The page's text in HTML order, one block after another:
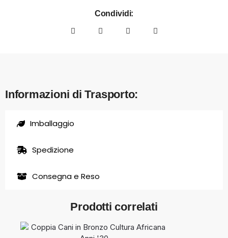
Condividi:
Informazioni di Trasporto:
Imballaggio
Spedizione
Consegna e Reso
Prodotti correlati